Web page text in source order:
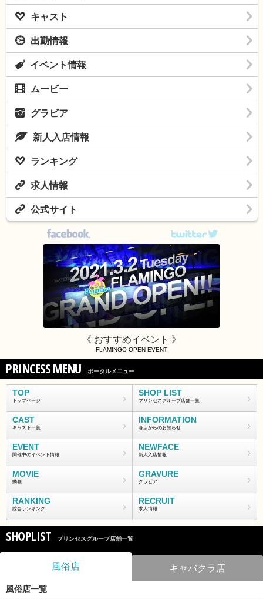
キャスト
出勤情報
イベント情報
ムービー
グラビア
新人入店情報
ランキング
求人情報
公式サイト
《 おすすめイベント 》
FLAMINGO OPEN EVENT
PRINCESS MENU ポータルメニュー
TOP
トップページ
SHOP LIST
プリンセスグループ店舗一覧
CAST
キャスト一覧
INFORMATION
各店からのお知らせ
EVENT
開催中のイベント情報
NEWFACE
新人入店情報
MOVIE
動画
GRAVURE
グラビア
RANKING
総合ランキング
RECRUIT
求人情報
SHOPLIST プリンセスグループ店舗一覧
風俗店 キャバクラ店
風俗店一覧